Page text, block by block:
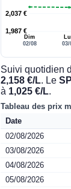
1,987 €
2,037 €
Dim
02/08
03/
Suivi quotidien
2,158 €/L. Le
à 1,025 €/L.
Tableau des prix
Date
02/08/2026
03/08/2026
04/08/2026
05/08/2026